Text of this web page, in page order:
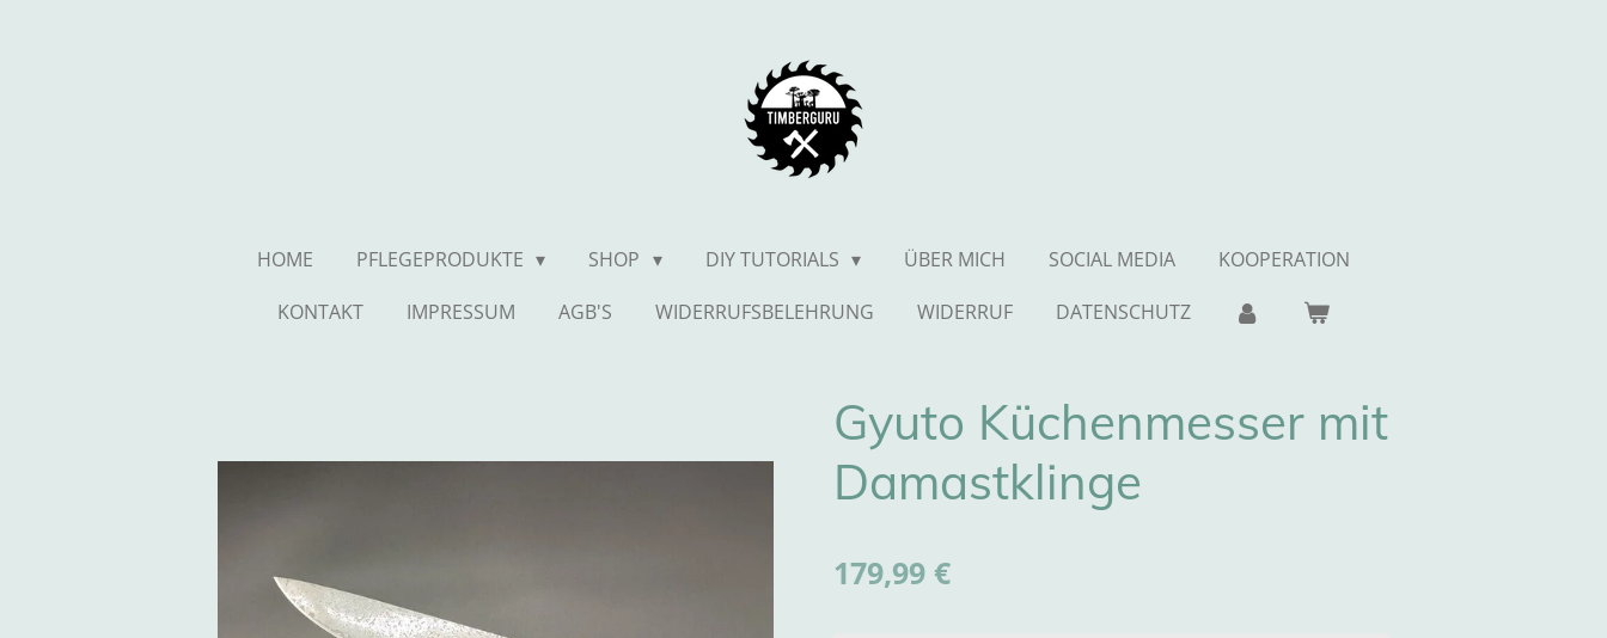
HOME PFLEGEPRODUKTE SHOP DIY TUTORIALS ÜBER MICH SOCIAL MEDIA
KOOPERATION
KONTAKT
IMPRESSUM AGB'S WIDERRUFSBELEHRUNG WIDERRUF DATENSCHUTZ
Gyuto Küchenmesser mit
Damastklinge
179,99 €